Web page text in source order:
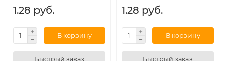
1.28 руб.
В корзину
Быстрый заказ
1.28 руб.
В корзину
Быстрый заказ